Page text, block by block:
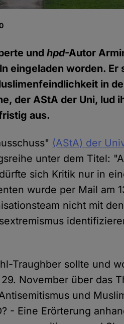
undhpd-Autor
eingeladen worden. Er
in
der AStA der Uni, lud
aus.
(AStA) der
unter dem Titel:
sich Kritik nur in
wurde per Mail am
nicht mit
Traughber sollte und
29. November über das
und
- Eine Erörterung